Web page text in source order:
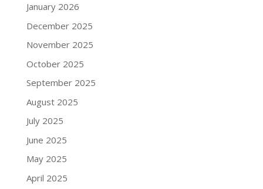
January 2026
December 2025
November 2025
October 2025
September 2025
August 2025
July 2025
June 2025
May 2025
April 2025